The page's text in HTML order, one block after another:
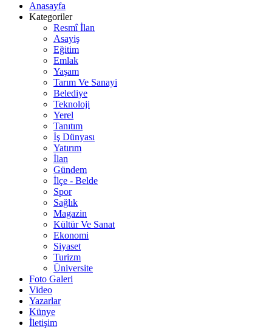
Anasayfa
Kategoriler
Resmî İlan
Asayiş
Eğitim
Emlak
Yaşam
Tarım Ve Sanayi
Belediye
Teknoloji
Yerel
Tanıtım
İş Dünyası
Yatırım
İlan
Gündem
İlçe - Belde
Spor
Sağlık
Magazin
Kültür Ve Sanat
Ekonomi
Siyaset
Turizm
Üniversite
Foto Galeri
Video
Yazarlar
Künye
İletişim